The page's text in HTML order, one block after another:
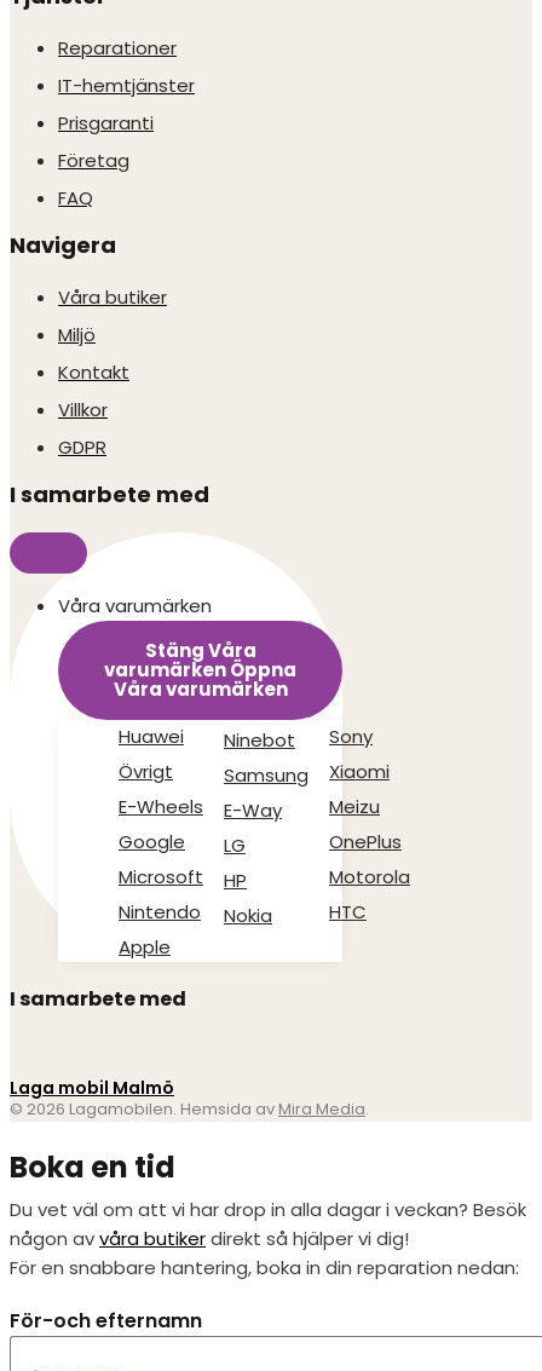
Reparationer
IT-hemtjänster
Prisgaranti
Företag
FAQ
Navigera
Våra butiker
Miljö
Kontakt
Villkor
GDPR
I samarbete med
Våra varumärken
Stäng Våra
varumärkenÖppna
Våra varumärken
Huawei
Övrigt
E-Wheels
Google
Microsoft
Nintendo
Apple
Ninebot
Samsung
E-Way
LG
HP
Nokia
Sony
Xiaomi
Meizu
OnePlus
Motorola
HTC
I samarbete med
Laga mobil Malmö
© 2026 Lagamobilen. Hemsida av Mira Media.
Boka en tid
Du vet väl om att vi har drop in alla dagar i veckan? Besök
någon avvåra butikerdirekt så hjälper vi dig!
För en snabbare hantering, boka in din reparation nedan:
För-och efternamn